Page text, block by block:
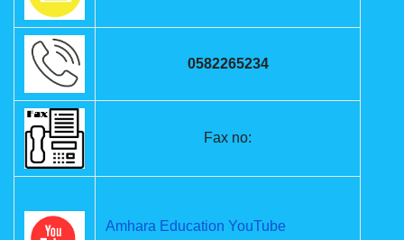
0582265234
Fax no:
Amhara Education YouTube